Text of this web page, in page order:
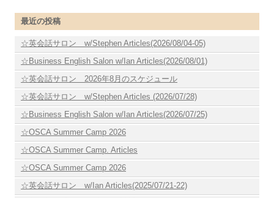
最近の投稿
☆英会話サロン w/Stephen Articles(2026/08/04-05)
☆Business English Salon w/Ian Articles(2026/08/01)
☆英会話サロン 2026年8月のスケジュール
☆英会話サロン w/Stephen Articles (2026/07/28)
☆Business English Salon w/Ian Articles(2026/07/25)
☆OSCA Summer Camp 2026
☆OSCA Summer Camp. Articles
☆OSCA Summer Camp 2026
☆英会話サロン w/Ian Articles(2025/07/21-22)